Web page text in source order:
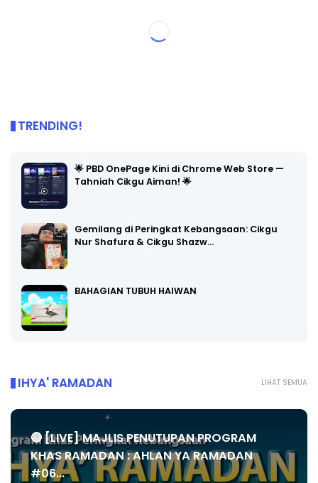
TRENDING!
🌟 PBD OnePage Kini di Chrome Web Store —
Tahniah Cikgu Aiman! 🌟
Gemilang di Peringkat Kebangsaan: Cikgu
Nur Shafura & Cikgu Shazw…
BAHAGIAN TUBUH HAIWAN
LIHAT SEMUA
IHYA' RAMADAN
🔴 [LIVE] MAJLIS PENUTUPAN PROGRAM
KHAS RAMADAN : AHLAN YA RAMADAN
#06...